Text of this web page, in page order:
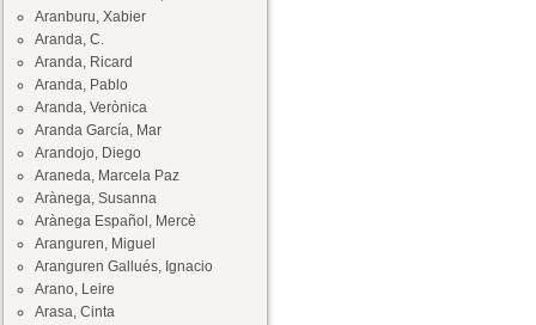
Aranburu, Xabier
Aranda, C.
Aranda, Ricard
Aranda, Pablo
Aranda, Verònica
Aranda García, Mar
Arandojo, Diego
Araneda, Marcela Paz
Arànega, Susanna
Arànega Español, Mercè
Aranguren, Miguel
Aranguren Gallués, Ignacio
Arano, Leire
Arasa, Cinta